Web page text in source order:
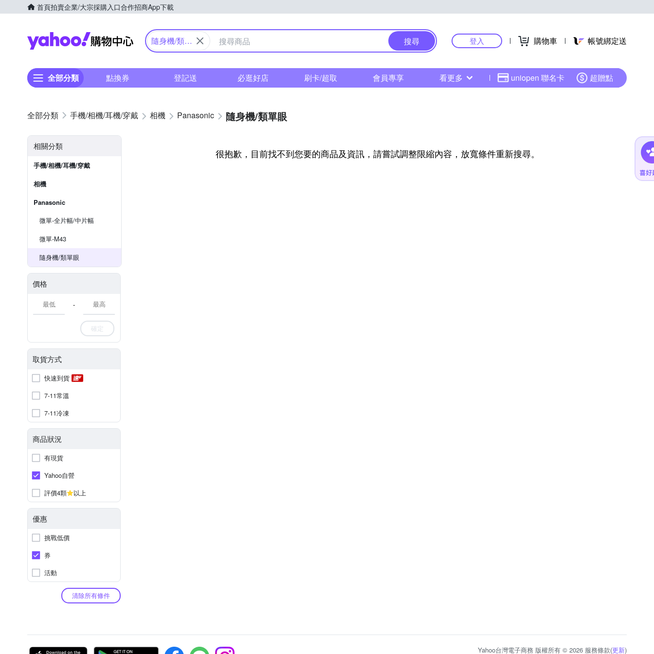
首頁拍賣企業/大宗採購入口合作招商App下載
Yahoo購物中心
隨身機/類單
搜尋 登入 購物車 帳號綁定送
全部分類 點換券 登記送 必逛好店 刷卡/超取 會員專享 看更多 uniopen 聯名卡 超贈點
手機/相機/耳機/穿戴 相機 Panasonic 隨身機/類單眼
相關分類
手機/相機/耳機/穿戴
相機
Panasonic
微單-全片幅/中片幅
微單-M43
隨身機/類單眼
價格
-
確定
取貨方式
快速到貨
7-11常溫
7-11冷凍
商品狀況
有現貨
Yahoo自營
評價4顆
以上
優惠
挑戰低價
券
活動
清除所有條件
很抱歉，目前找不到您要的商品及資訊，請嘗試調整限縮內容，放寬條件重新搜尋。
Yahoo台灣電子商務 版權所有 © 2026 服務條款(更新)